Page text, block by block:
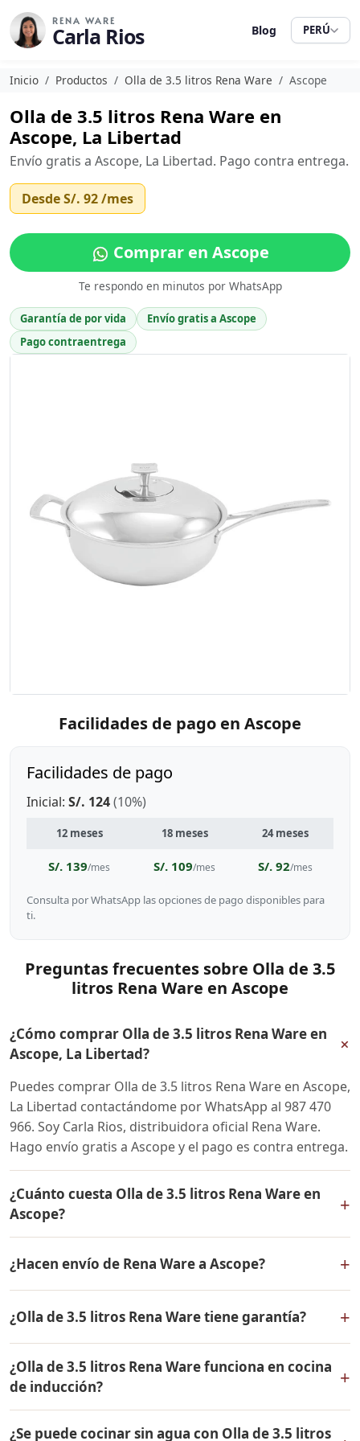
RENA WARE
Carla Rios Blog PERÚ
Inicio Productos Olla de 3.5 litros Rena Ware Ascope
Olla de 3.5 litros Rena Ware en
Ascope, La Libertad
Envío gratis a Ascope, La Libertad. Pago contra entrega.
DesdeS/. 92/mes
Comprar en Ascope
Te respondo en minutos por WhatsApp
Garantía de por vida
Envío gratis a Ascope
Pago contraentrega
Facilidades de pago en Ascope
Facilidades de pago
Inicial: S/. 124(10%)
12 meses 18 meses 24 meses
S/. 139/mes S/. 109/mes S/. 92/mes
Consulta por WhatsApp las opciones de pago disponibles para
ti.
Preguntas frecuentes sobre Olla de 3.5
litros Rena Ware en Ascope
¿Cómo comprar Olla de 3.5 litros Rena Ware en
Ascope, La Libertad?
+
Puedes comprar Olla de 3.5 litros Rena Ware en Ascope,
La Libertad contactándome por WhatsApp al 987 470
966. Soy Carla Rios, distribuidora oficial Rena Ware.
Hago envío gratis a Ascope y el pago es contra entrega.
¿Cuánto cuesta Olla de 3.5 litros Rena Ware en
Ascope?
+
todo el Perú. Contáctame por WhatsApp para conocer
el precio actual, promociones disponibles y facilidades
de pago en cuotas desde el 10% de inicial.
¿Hacen envío de Rena Ware a Ascope? +
a Ascope, La Libertad y a todo el Perú. El pago es contra
entrega.
¿Olla de 3.5 litros Rena Ware tiene garantía? +
vida contra defectos de fabricación. Todos los
productos Rena Ware están fabricados en acero
inoxidable quirúrgico 18/10 de la más alta calidad.
¿Olla de 3.5 litros Rena Ware funciona en cocina
de inducción?
+
¿Se puede cocinar sin agua con Olla de 3.5 litros